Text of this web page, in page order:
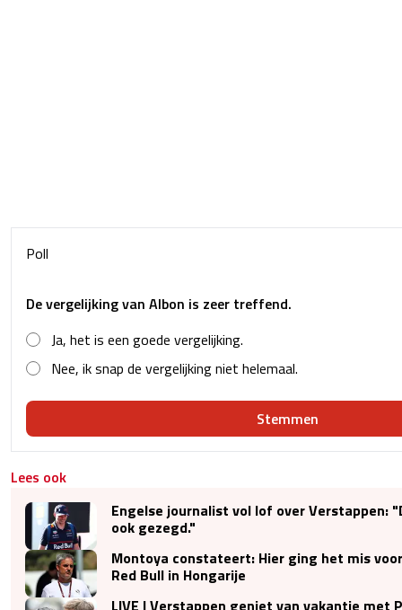
Poll
De vergelijking van Albon is zeer treffend.
Ja, het is een goede vergelijking.
Nee, ik snap de vergelijking niet helemaal.
Stemmen
Lees ook
Engelse journalist vol lof over Verstappen:
ook gezegd."
Montoya constateert: Hier ging het mis
Red Bull in Hongarije
LIVE | Verstappen geniet van vakantie met